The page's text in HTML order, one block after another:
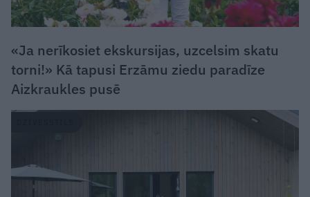
«Ja nerīkosiet ekskursijas, uzcelsim skatu
torni!» Kā tapusi Erzāmu ziedu paradīze
Aizkraukles pusē